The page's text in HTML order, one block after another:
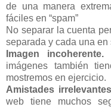
de una manera
fáciles en “spam”
No separar la cuenta
separada y cada una en
Imagen incoherente.
imágenes también
mostremos en ejercicio.
Amistades
web tiene muchos